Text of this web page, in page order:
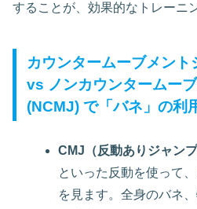
することが、効果的なトレーニ
カウンタームーブメント
vs ノンカウンタームー
(NCMJ) で「バネ」の利
CMJ（反動ありジャンプ
といった反動を使って
を見ます。全身のバネ